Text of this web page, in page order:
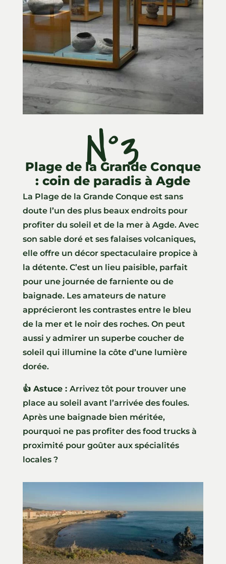
N°3
Plage de la Grande Conque
: coin de paradis à Agde
La Plage de la Grande Conque est sans
doute l’un des plus beaux endroits pour
profiter du soleil et de la mer à Agde. Avec
son sable doré et ses falaises volcaniques,
elle offre un décor spectaculaire propice à
la détente. C’est un lieu paisible, parfait
pour une journée de farniente ou de
baignade. Les amateurs de nature
apprécieront les contrastes entre le bleu
de la mer et le noir des roches. On peut
aussi y admirer un superbe coucher de
soleil qui illumine la côte d’une lumière
dorée.
👍 Astuce : Arrivez tôt pour trouver une
place au soleil avant l’arrivée des foules.
Après une baignade bien méritée,
pourquoi ne pas profiter des food trucks à
proximité pour goûter aux spécialités
locales ?